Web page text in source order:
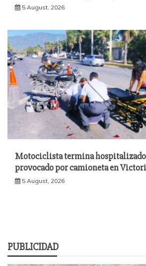
5 August, 2026
Motociclista termina hospitalizado
provocado por camioneta en
5 August, 2026
PUBLICIDAD